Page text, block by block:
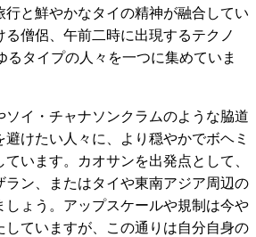
行と鮮やかなタイの精神が融合してい
る僧侶、午前二時に出現するテクノ
るタイプの人々を一つに集めていま
ソイ・チャナソンクラムのような脇道
けたい人々に、より穏やかでボヘミ
います。カオサンを出発点として、
ラン、またはタイや東南アジア周辺の
しょう。アップスケールや規制は今や
していますが、この通りは自分自身の